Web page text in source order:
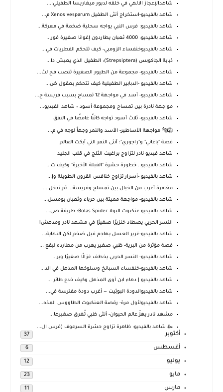
شاهدالإعجاز الالهي في خلقه لدبور ميغاريسا الطفيلي:...
شاهد بالفيديو-استخراج أنثى الطفيل Xenos vesparum م...
شاهد بالفيديو: فرس النبي يواجه سحلية ضخمة في معركة...
شاهد بالفيديو: 4000 ثعبان يطاردون إغوانا صغيرة فور...
شاهد بالفيديوخنفساء الزومبي- كيف تتحكم الفطريات في...
ذبابة الجاكوبس (Strepsiptera): الطفيل الذي يعيش دا...
شاهد بالفيديو- مجموعة من الطيور الصغيرة تنصب فخ لث...
شاهد بالفيديو -الدبابير الطفيلية كيف تتحكم بعقول ض...
شاهد بالفيديو- أسد في مواجهة 12 تمساح بسبب فريسة ح...
مواجهة نادرة بين تمساح ومجموعة أسود – شاهد الفيديو...
شاهد بالفيديو- ثلاث أسود تواجه كائنًا غامضًا في النفق
🦁🐅 مواجهة الأساطير- الأسد والنمر وجهاً لوجه في م...
قصة "باغاني" و"راجوري": أنثى النمر التي أبكت العالم
شاهد فيديو نادر لتزاوج براغيث الثلج في قلب الجليد
شاهد بالفيديو.. خطورة حشرة "القبلة الأخيرة" وكيف ت...
شاهد بالفيديو -أسرار تزاوج خنافس القرون الطويلة وإ...
مغامرة أغرب من الخيال بين تمساح وفريسة... ثم تدخل ...
شاهد بالفيديو- مواجهة مميتة بين حرباء وثعبان بومسل...
شاهد بالفيديو عنكبوت البولا Bolas Spider: طريقة صي...
النسر الحربي يصطاد خنزيرًا صغيرًا في مشهد نادر ومدهش!
شاهد بالفيديو-غرير العسل يهاجم فيل ضخم لكن النهاية...
قصة مؤثرة من البرية- ظبي صغير يهرب من مطارده ليقع ...
شاهد بالفيديو- النسر الحربي يخطف غزالًا صغيرًا وير...
شاهد بالفيديو-خنفساء السبانخ وسلوكها المذهل في الد...
شاهد بالفيديو | دهاء ابن آوى المذهل وكيف خدع طائر ...
شاهد بالفيديوالدودة البوبّيت — أغرب دودة مفترسة في...
شاهد بالفيديولأول مرة- رقصة العنكبوت الطاووس المذه...
مشهد نادر يهزّ عالم الحيوان- أنثى ظبي تُغرق صغيرها...
🦗 شاهد بالفيديو: ظاهرة تزاوج حشرة السرعوف (فرس ال...
أكتوبر 37
أغسطس 6
يوليو 12
مايو 23
مارس 11